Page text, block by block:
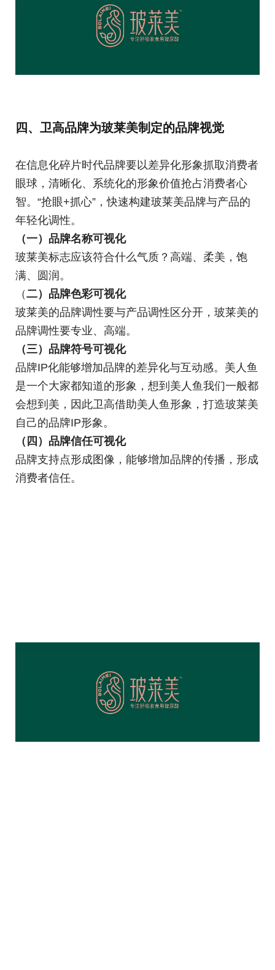
四、卫高品牌为玻莱美制定的品牌视觉
在信息化碎片时代品牌要以差异化形象抓取消费者
眼球，清晰化、系统化的形象价值抢占消费者心
智。“抢眼+抓心”，快速构建玻莱美品牌与产品的
年轻化调性。
（一）品牌名称可视化
玻莱美标志应该符合什么气质？高端、柔美，饱
满、圆润。
（二）品牌色彩可视化
玻莱美的品牌调性要与产品调性区分开，玻莱美的
品牌调性要专业、高端。
（三）品牌符号可视化
品牌IP化能够增加品牌的差异化与互动感。美人鱼
是一个大家都知道的形象，想到美人鱼我们一般都
会想到美，因此卫高借助美人鱼形象，打造玻莱美
自己的品牌IP形象。
（四）品牌信任可视化
品牌支持点形成图像，能够增加品牌的传播，形成
消费者信任。